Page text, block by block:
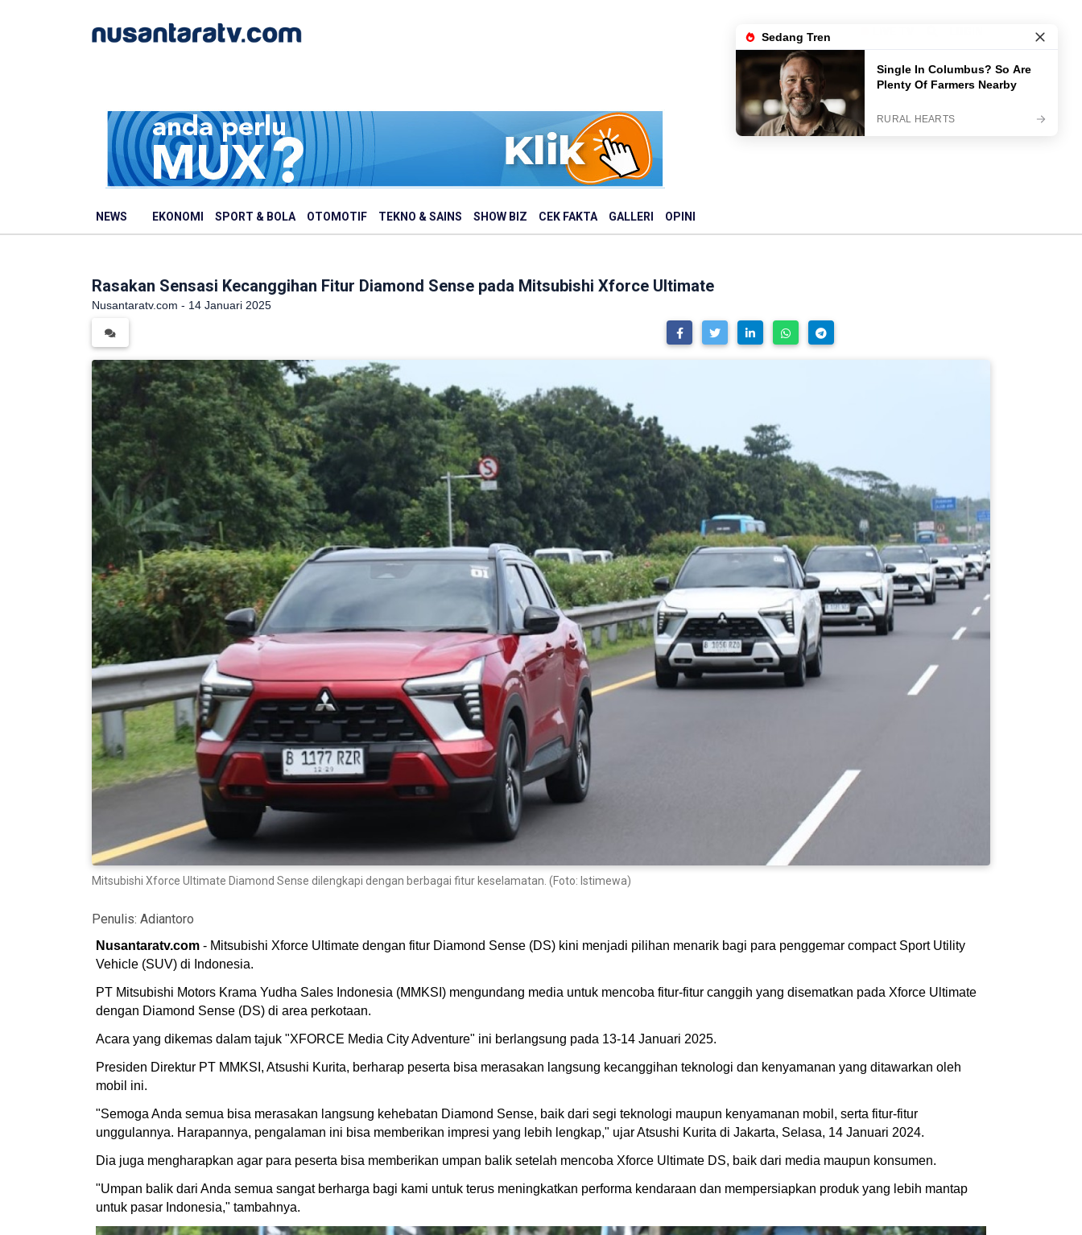
NEWS EKONOMI SPORT & BOLA OTOMOTIF TEKNO & SAINS SHOW BIZ CEK FAKTA GALLERI OPINI
Rasakan Sensasi Kecanggihan Fitur Diamond Sense pada Mitsubishi Xforce Ultimate
Nusantaratv.com - 14 Januari 2025
Mitsubishi Xforce Ultimate Diamond Sense dilengkapi dengan berbagai fitur keselamatan. (Foto: Istimewa)
Penulis: Adiantoro
Nusantaratv.com - Mitsubishi Xforce Ultimate dengan fitur Diamond Sense (DS) kini menjadi pilihan menarik bagi para penggemar compact Sport Utility
Vehicle (SUV) di Indonesia.
PT Mitsubishi Motors Krama Yudha Sales Indonesia (MMKSI) mengundang media untuk mencoba fitur-fitur canggih yang disematkan pada Xforce Ultimate
dengan Diamond Sense (DS) di area perkotaan.
Acara yang dikemas dalam tajuk "XFORCE Media City Adventure" ini berlangsung pada 13-14 Januari 2025.
Presiden Direktur PT MMKSI, Atsushi Kurita, berharap peserta bisa merasakan langsung kecanggihan teknologi dan kenyamanan yang ditawarkan oleh
mobil ini.
"Semoga Anda semua bisa merasakan langsung kehebatan Diamond Sense, baik dari segi teknologi maupun kenyamanan mobil, serta fitur-fitur
unggulannya. Harapannya, pengalaman ini bisa memberikan impresi yang lebih lengkap," ujar Atsushi Kurita di Jakarta, Selasa, 14 Januari 2024.
Dia juga mengharapkan agar para peserta bisa memberikan umpan balik setelah mencoba Xforce Ultimate DS, baik dari media maupun konsumen.
"Umpan balik dari Anda semua sangat berharga bagi kami untuk terus meningkatkan performa kendaraan dan mempersiapkan produk yang lebih mantap
untuk pasar Indonesia," tambahnya.